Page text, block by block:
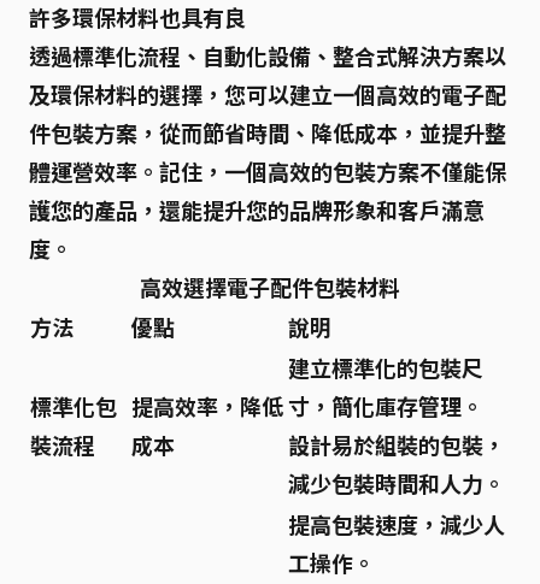
許多環保材料也具有良
透過標準化流程 、 自動化設備 、 整合式解決方案以
及環保材料的選擇，您可以建立一個高效的電子配
件包裝方案 ，從而節省時間、降低成本，並提升整
體運營效率。記住，一個高效的包裝方案不僅能保
護您的產品，還能提升您的品牌形象和客戶滿意
度。
高效選擇電子配件包裝材料
方法
優點 說明
標準化包
裝流程
提高效率，降低
成本
建立標準化的包裝尺
寸，簡化庫存管理。
設計易於組裝的包裝，
減少包裝時間和人力。
提高包裝速度，減少人
工操作。